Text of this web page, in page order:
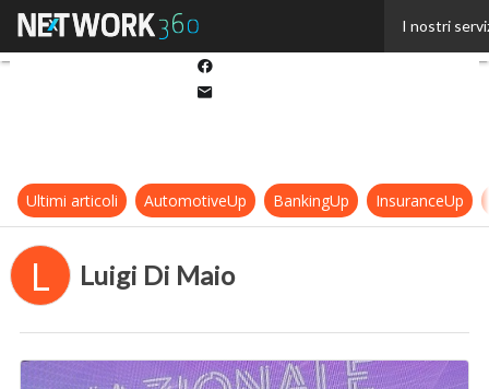
I nostri
Ultimi articoli AutomotiveUp BankingUp InsuranceUp
L Luigi Di Maio